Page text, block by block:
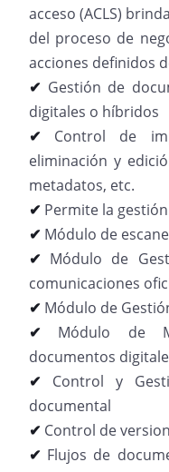
acceso (ACLS)
del proceso de
acciones definidos
✔ Gestión de
digitales o híbridos
✔ Control de
eliminación y
metadatos, etc.
✔ Permite la
✔ Módulo de
✔ Módulo de
comunicaciones
✔ Módulo de
✔ Módulo de
documentos
✔ Control y
documental
✔ Control de
✔ Flujos de